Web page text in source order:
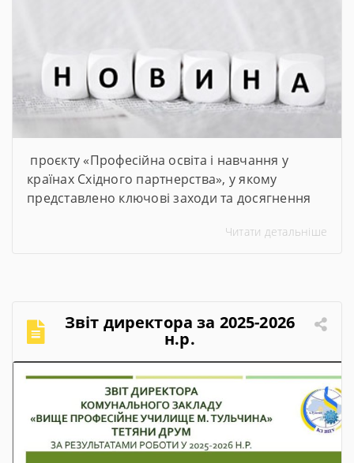
проєкту «Професійна освіта і навчання у
країнах Східного партнерства», у якому
представлено ключові заходи та досягнення
Читати детальніше
Звіт директора за 2025-2026
н.р.